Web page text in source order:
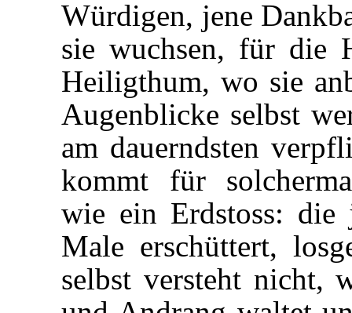
Würdigen, jene
sie wuchsen, für die
Heiligthum, wo sie
Augenblicke selbst
am dauerndsten
kommt für
wie ein Erdstoss:
Male erschüttert,
selbst versteht nicht,